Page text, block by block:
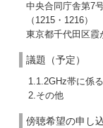
中央合同庁舎第7
（1215・1216）
東京都千代田区霞
議題（予定）
1.1.2GHz帯に係
2.その他
傍聴希望の申し